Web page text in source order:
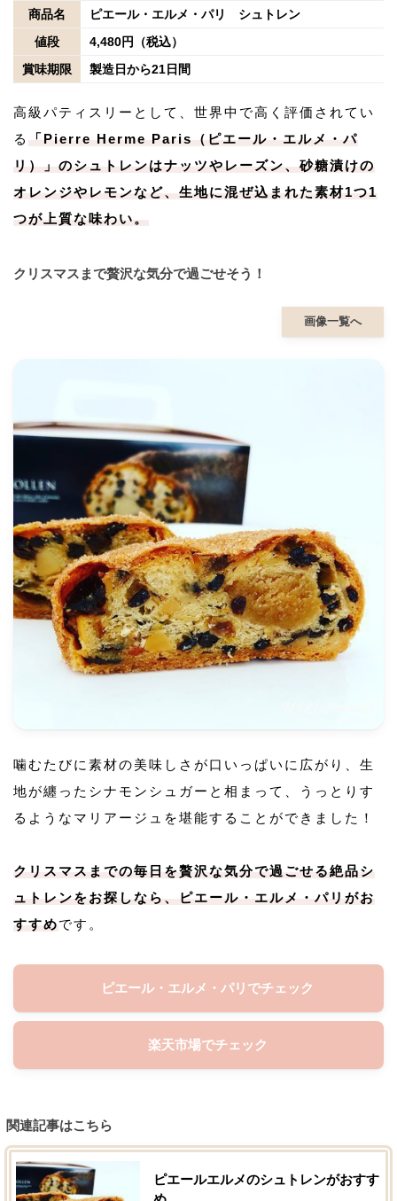
商品名
ピエール・エルメ・パリ シュトレン
値段
4,480円（税込）
賞味期限
製造日から21日間
高級パティスリーとして、世界中で高く評価されてい
る
「Pierre Herme Paris（ピエール・エルメ・パ
リ）」のシュトレンはナッツやレーズン、砂糖漬けの
オレンジやレモンなど、生地に混ぜ込まれた素材1つ1
つが上質な味わい。
クリスマスまで贅沢な気分で過ごせそう！
画像一覧へ
噛むたびに素材の美味しさが口いっぱいに広がり、生
地が纏ったシナモンシュガーと相まって、うっとりす
るようなマリアージュを堪能することができました！
クリスマスまでの毎日を贅沢な気分で過ごせる絶品シ
ュトレンをお探しなら、ピエール・エルメ・パリがお
すすめです。
ピエール・エルメ・パリでチェック
楽天市場でチェック
関連記事はこちら
ピエールエルメのシュトレンがおすす